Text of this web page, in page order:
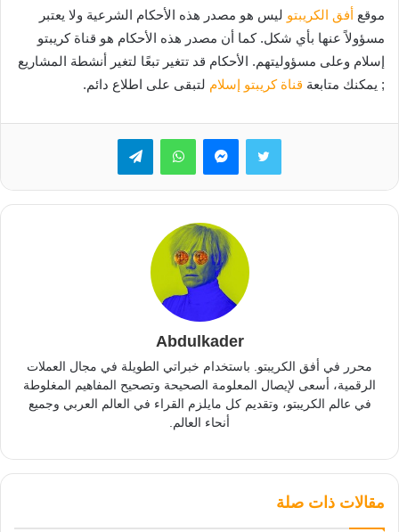
موقع أفق الكريبتو ليس هو مصدر هذه الأحكام الشرعية ولا يعتبر
مسؤولاً عنها بأي شكل. كما أن مصدر هذه الأحكام هو قناة كريبتو
إسلام وعلى مسؤوليتهم. الأحكام قد تتغير تبعًا لتغير أنشطة المشاريع
; يمكنك متابعة قناة كريبتو إسلام لتبقى على اطلاع دائم.
تويتر ماسنجرواتساب تيلقرام
Abdulkader
محرر في أفق الكريبتو. باستخدام خبراتي الطويلة في مجال العملات
الرقمية، أسعى لإيصال المعلومة الصحيحة وتصحيح المفاهيم المغلوطة
في عالم الكريبتو، وتقديم كل مايلزم القراء في العالم العربي وجميع
أنحاء العالم.
مقالات ذات صلة